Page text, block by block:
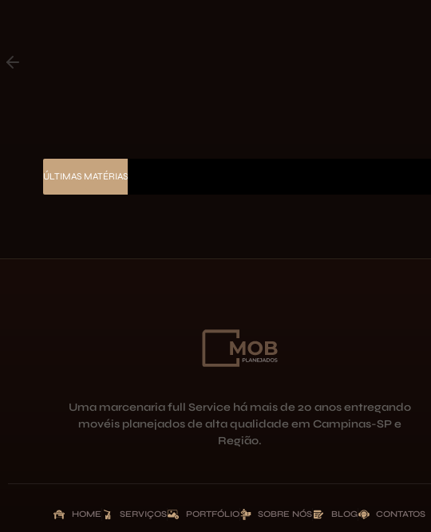
ÚLTIMAS MATÉRIAS
Uma marcenaria full Service há mais de 20 anos entregando
movéis planejados de alta qualidade em Campinas-SP e
Região.
HOME SERVIÇOS PORTFÓLIO SOBRE NÓS BLOG CONTATOS